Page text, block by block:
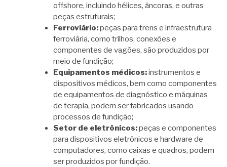
offshore, incluindo hélices, âncoras, e outras
peças estruturais;
Ferroviário:peças para trens e infraestrutura
ferroviária, como trilhos, conexões e
componentes de vagões, são produzidos por
meio de fundição;
Equipamentos médicos:instrumentos e
dispositivos médicos, bem como componentes
de equipamentos de diagnóstico e máquinas
de terapia, podem ser fabricados usando
processos de fundição;
Setor de eletrônicos:peças e componentes
para dispositivos eletrônicos e hardware de
computadores, como caixas e quadros, podem
ser produzidos por fundição.